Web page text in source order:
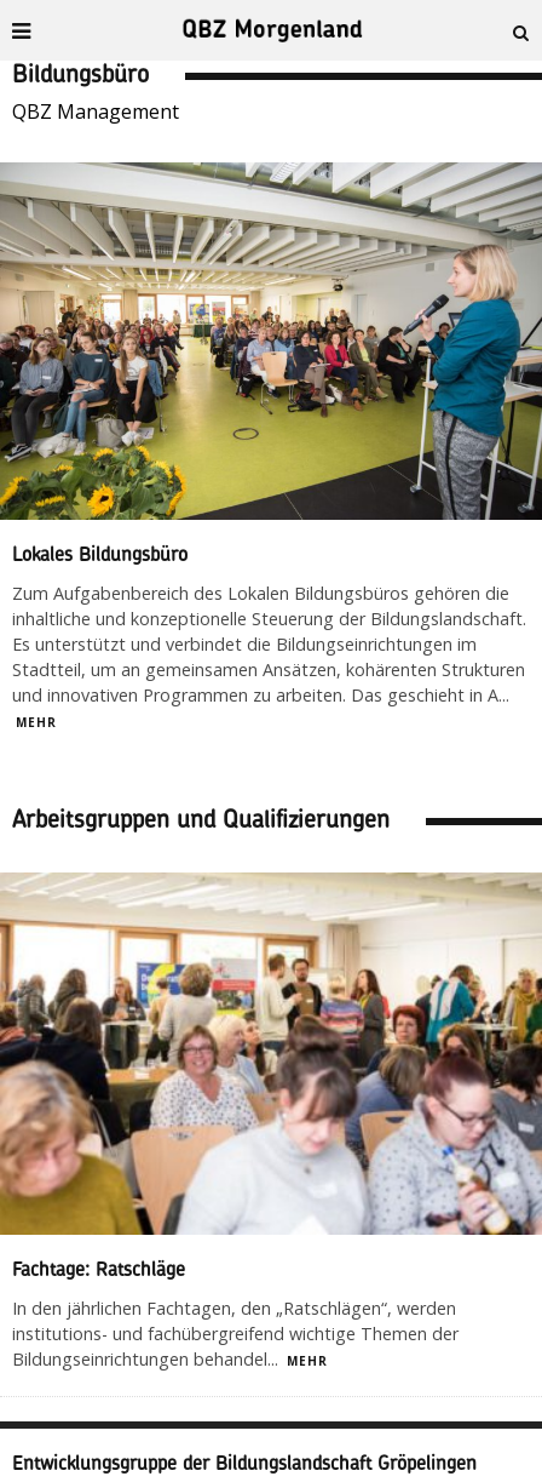
Bildungsbüro
QBZ Management
Lokales Bildungsbüro
Zum Aufgabenbereich des Lokalen Bildungsbüros gehören die
inhaltliche und konzeptionelle Steuerung der Bildungslandschaft.
Es unterstützt und verbindet die Bildungseinrichtungen im
Stadtteil, um an gemeinsamen Ansätzen, kohärenten Strukturen
und innovativen Programmen zu arbeiten. Das geschieht in A...
MEHR
Arbeitsgruppen und Qualifizierungen
Fachtage: Ratschläge
In den jährlichen Fachtagen, den „Ratschlägen“, werden
institutions- und fachübergreifend wichtige Themen der
Bildungseinrichtungen behandel... MEHR
Entwicklungsgruppe der Bildungslandschaft Gröpelingen